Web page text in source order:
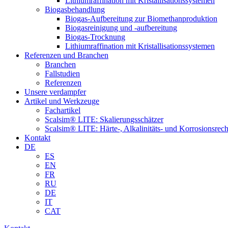
Biogasbehandlung
Biogas-Aufbereitung zur Biomethanproduktion
Biogasreinigung und -aufbereitung
Biogas-Trocknung
Lithiumraffination mit Kristallisationssystemen
Referenzen und Branchen
Branchen
Fallstudien
Referenzen
Unsere verdampfer
Artikel und Werkzeuge
Fachartikel
Scalsim® LITE: Skalierungsschätzer
Scalsim® LITE: Härte-, Alkalinitäts- und
Kontakt
DE
ES
EN
FR
RU
DE
IT
CAT